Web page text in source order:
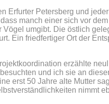
Erfurter Petersberg und
manch einer sich vor
Vögel umgibt. Die östlich
Ein friedfertiger Ort der
erzählte
und ich sie an
erst 50 Jahre alte Mutter
nimmt